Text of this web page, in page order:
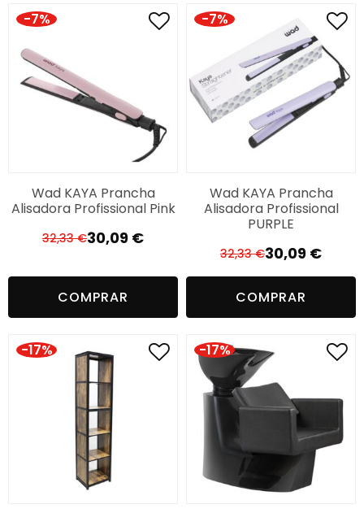
-7%
Wad KAYA Prancha
Alisadora Profissional Pink
32,33€ O
era:
30,09 €
O
é:
COMPRAR
-7%
Wad KAYA Prancha
Alisadora Profissional
PURPLE
32,33€ O
preço
original
era:
30,09 €
O
preço
atual
é:
COMPRAR
-17% -17%